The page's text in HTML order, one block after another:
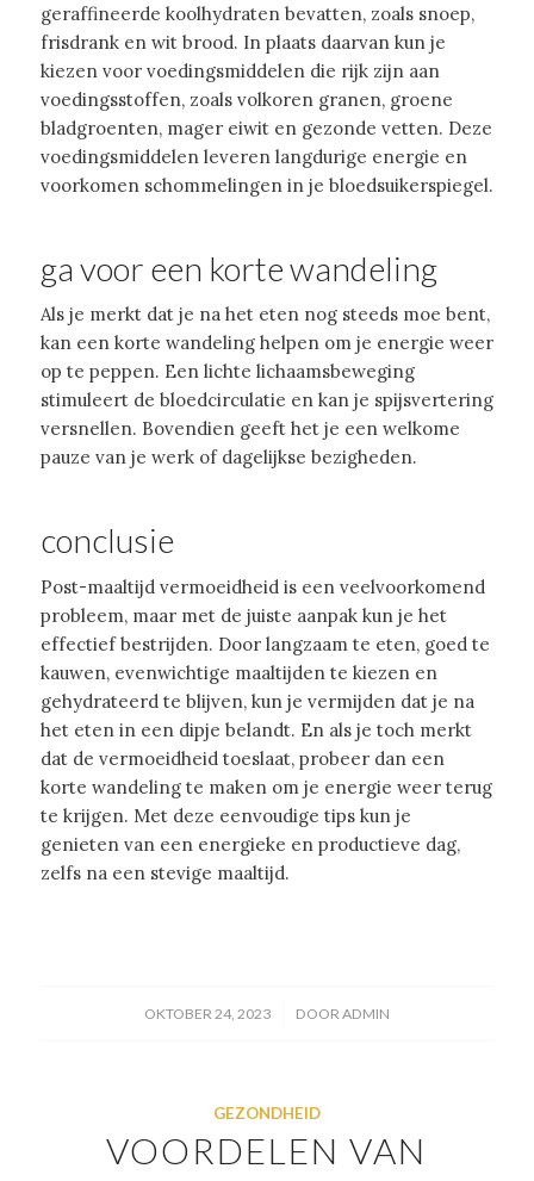
geraffineerde koolhydraten bevatten, zoals snoep,
frisdrank en wit brood. In plaats daarvan kun je
kiezen voor voedingsmiddelen die rijk zijn aan
voedingsstoffen, zoals volkoren granen, groene
bladgroenten, mager eiwit en gezonde vetten. Deze
voedingsmiddelen leveren langdurige energie en
voorkomen schommelingen in je bloedsuikerspiegel.
ga voor een korte wandeling
Als je merkt dat je na het eten nog steeds moe bent,
kan een korte wandeling helpen om je energie weer
op te peppen. Een lichte lichaamsbeweging
stimuleert de bloedcirculatie en kan je spijsvertering
versnellen. Bovendien geeft het je een welkome
pauze van je werk of dagelijkse bezigheden.
conclusie
Post-maaltijd vermoeidheid is een veelvoorkomend
probleem, maar met de juiste aanpak kun je het
effectief bestrijden. Door langzaam te eten, goed te
kauwen, evenwichtige maaltijden te kiezen en
gehydrateerd te blijven, kun je vermijden dat je na
het eten in een dipje belandt. En als je toch merkt
dat de vermoeidheid toeslaat, probeer dan een
korte wandeling te maken om je energie weer terug
te krijgen. Met deze eenvoudige tips kun je
genieten van een energieke en productieve dag,
zelfs na een stevige maaltijd.
OKTOBER 24, 2023
/ DOOR ADMIN
GEZONDHEID
VOORDELEN VAN